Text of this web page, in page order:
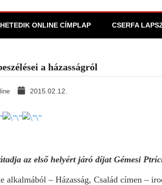
ONLINE CÍMPLAP CSERFA
a házasságról
2015.02.12.
az első helyért járó díjat Gémesi
alkalmából – Házasság, Család címen –